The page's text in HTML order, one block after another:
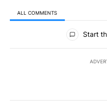
ALL COMMENTS
All Comments
Start